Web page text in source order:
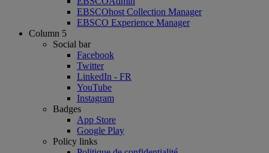
EBSCOhost Collection Manager
EBSCO Experience Manager
Column 5
Social bar
Facebook
Twitter
LinkedIn - FR
YouTube
Instagram
Badges
App Store
Google Play
Policy links